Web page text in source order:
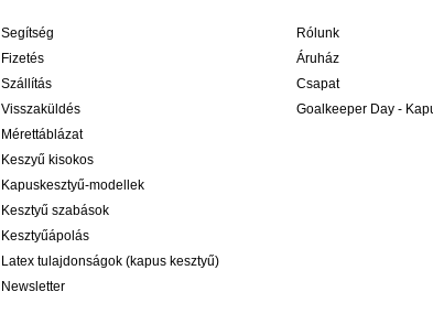
Segítség
Fizetés
Szállítás
Visszaküldés
Mérettáblázat
Keszyű kisokos
Kapuskesztyű-modellek
Kesztyű szabások
Kesztyűápolás
Latex tulajdonságok (kapus kesztyű)
Newsletter
Rólunk
Áruház
Csapat
Goalkeeper Day -